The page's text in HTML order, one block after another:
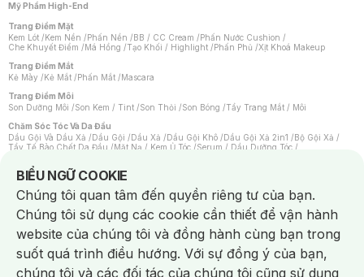
Mỹ Phẩm High-End
Trang Điểm Mặt
Kem Lót /Kem Nền /Phấn Nền /BB / CC Cream /Phấn Nước Cushion /
Che Khuyết Điểm /Má Hồng /Tạo Khối / Highlight /Phấn Phủ /Xịt Khoá Makeup
Trang Điểm Mắt
Kẻ Mày /Kẻ Mắt /Phấn Mắt /Mascara
Trang Điểm Môi
Son Dưỡng Môi /Son Kem / Tint /Son Thỏi /Son Bóng /Tẩy Trang Mắt / Môi
Chăm Sóc Tóc Và Da Đầu
Dầu Gội Và Dầu Xả /Dầu Gội /Dầu Xả /Dầu Gội Khô /Dầu Gội Xả 2in1 /Bộ Gội Xả /
Tẩy Tế Bào Chết Da Đầu /Mặt Nạ / Kem Ủ Tóc /Serum / Dầu Dưỡng Tóc /
Máy Sấy Tóc
Lược
Kem Tẩy Lông/Dụng Cụ Tẩy Lông
Nước Hoa
Nước Hoa Nam Nước Hoa Cao Cấp Xịt Thơm Toàn Thân
Nước Hoa Vùng Kín
Chăm Sóc Cá Nhân
Chống Muỗi
Khẩu Trang Máy Massage Mặt Nạ Xông Hơi/Nước Rửa Tay
BIỂU NGỮ COOKIE
Notice about cookies usage
Chúng tôi quan tâm đến quyền riêng tư của bạn.
Chúng tôi sử dụng các cookie cần thiết để vận hành
website của chúng tôi và đồng hành cùng bạn trong
suốt quá trình điều hướng. Với sự đồng ý của bạn,
chúng tôi và các đối tác của chúng tôi cũng sử dụng